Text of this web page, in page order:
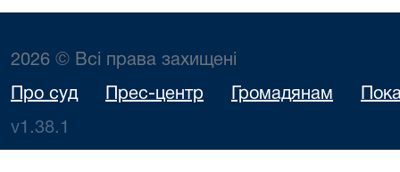
2026 © Всі права захищені
Про суд Прес-центр Громадянам
v1.38.1